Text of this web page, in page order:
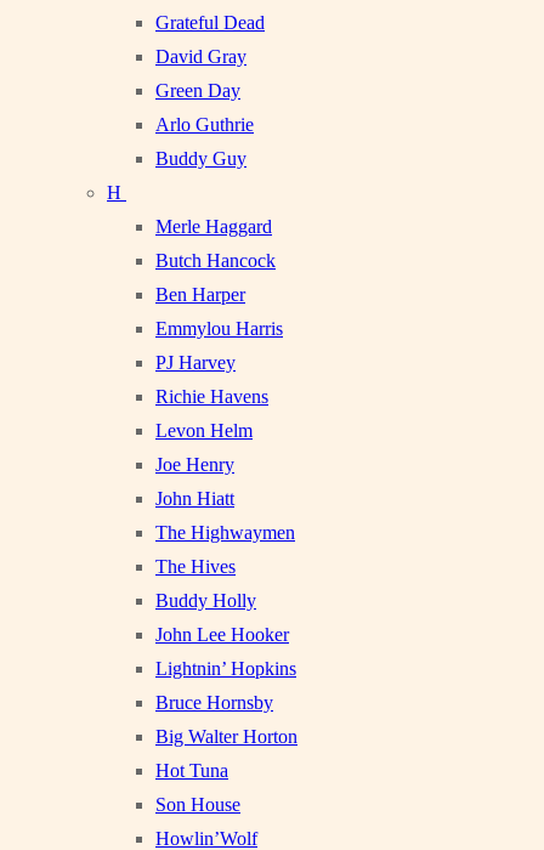
Grateful Dead
David Gray
Green Day
Arlo Guthrie
Buddy Guy
H
Merle Haggard
Butch Hancock
Ben Harper
Emmylou Harris
PJ Harvey
Richie Havens
Levon Helm
Joe Henry
John Hiatt
The Highwaymen
The Hives
Buddy Holly
John Lee Hooker
Lightnin’ Hopkins
Bruce Hornsby
Big Walter Horton
Hot Tuna
Son House
Howlin’Wolf